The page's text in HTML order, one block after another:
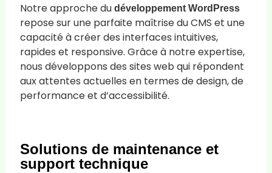
Notre approche du développement WordPress
repose sur une parfaite maîtrise du CMS et une
capacité à créer des interfaces intuitives,
rapides et responsive. Grâce à notre expertise,
nous développons des sites web qui répondent
aux attentes actuelles en termes de design, de
performance et d’accessibilité.
Solutions de maintenance et
support technique